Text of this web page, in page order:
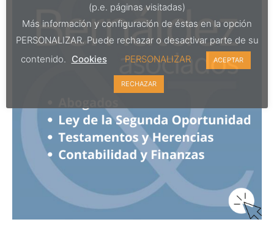
(p.e. páginas visitadas)
Más información y configuración de éstas en la opción
PERSONALIZAR. Puede rechazar o desactivar parte de su
contenido. Cookies PERSONALIZAR ACEPTAR
RECHAZAR